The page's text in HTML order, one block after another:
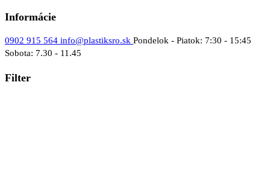
Informácie
0902 915 564 info@plastiksro.sk Pondelok - Piatok: 7:30 - 15:45
Sobota: 7.30 - 11.45
Filter